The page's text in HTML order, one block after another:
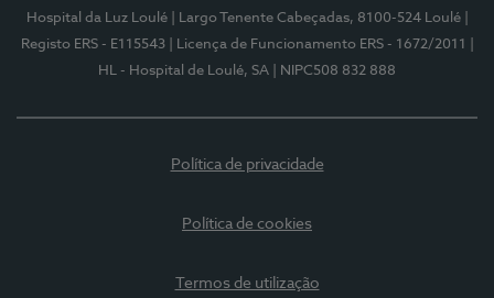
Hospital da Luz Loulé | Largo Tenente Cabeçadas, 8100-524 Loulé
Registo ERS - E115543
| Licença de Funcionamento ERS - 1672/2011
HL - Hospital de Loulé, SA
| NIPC508 832 888
Política de privacidade
Política de cookies
Termos de utilização